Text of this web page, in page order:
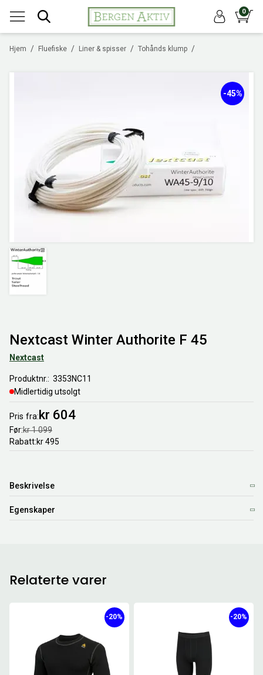
0
/
Hjem /
Fluefiske /
Liner & spisser /
Tohånds klump
-45%
Nextcast Winter Authorite F 45
Nextcast
Produktnr.
3353NC11
Midlertidig utsolgt
Pris fra kr 604
Førkr 1 099
Rabatt kr 495
Beskrivelse
Egenskaper
Relaterte varer
-20% -20%